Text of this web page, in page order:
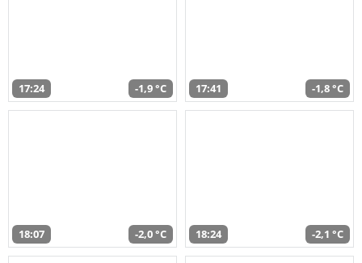
17:24 -1,9 °C 17:41 -1,8 °C
18:07 -2,0 °C 18:24 -2,1 °C